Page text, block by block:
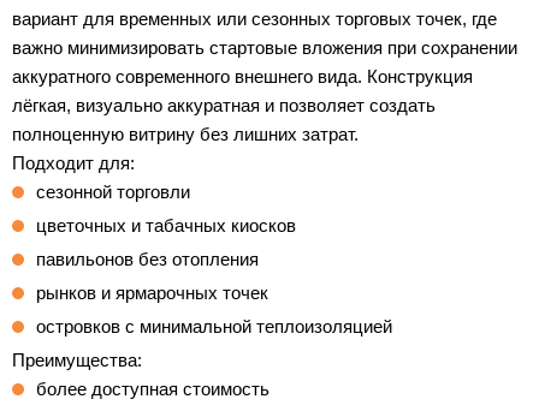
вариант для временных или сезонных торговых точек, где
важно минимизировать стартовые вложения при сохранении
аккуратного современного внешнего вида. Конструкция
лёгкая, визуально аккуратная и позволяет создать
полноценную витрину без лишних затрат.
Подходит для:
сезонной торговли
цветочных и табачных киосков
павильонов без отопления
рынков и ярмарочных точек
островков с минимальной теплоизоляцией
Преимущества:
более доступная стоимость